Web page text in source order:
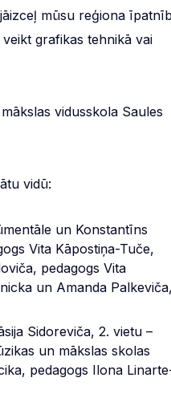
mūsu reģiona
grafikas tehnikā vai
vidusskola Saules
vidū:
un Konstantīns
Vita Kāpostiņa-Tuče,
pedagogs Vita
un Amanda Palkeviča,
Sidoreviča, 2. vietu –
un mākslas skolas
pedagogs Ilona